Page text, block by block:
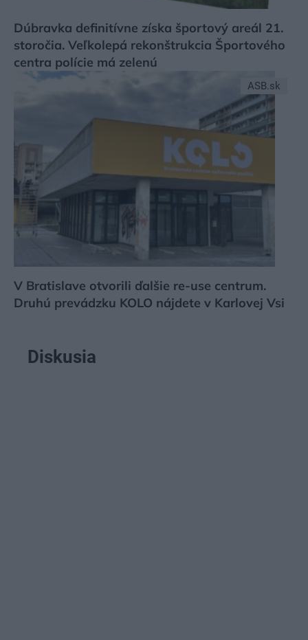
Dúbravka definitívne získa športový areál 21.
storočia. Veľkolepá rekonštrukcia Športového
centra polície má zelenú
ASB.sk
V Bratislave otvorili ďalšie re-use centrum.
Druhú prevádzku KOLO nájdete v Karlovej Vsi
Diskusia